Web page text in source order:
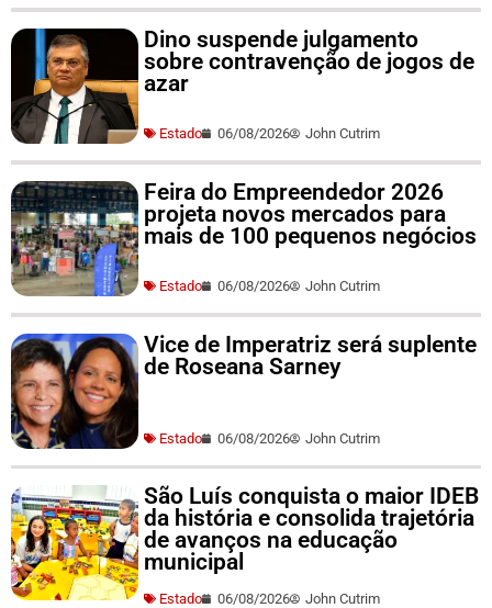
Dino suspende julgamento
sobre contravenção de jogos de
azar
Estado 06/08/2026 John Cutrim
Feira do Empreendedor 2026
projeta novos mercados para
mais de 100 pequenos negócios
Estado 06/08/2026 John Cutrim
Vice de Imperatriz será suplente
de Roseana Sarney
Estado 06/08/2026 John Cutrim
São Luís conquista o maior IDEB
da história e consolida trajetória
de avanços na educação
municipal
Estado 06/08/2026 John Cutrim